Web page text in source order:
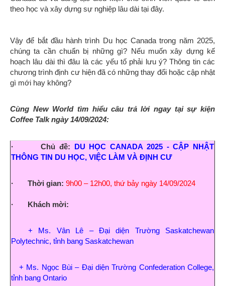
theo học và xây dựng sự nghiệp lâu dài tại đây.
Vậy để bắt đầu hành trình Du học Canada trong năm 2025,
chúng ta cần chuẩn bị những gì? Nếu muốn xây dựng kế
hoạch lâu dài thì đâu là các yếu tố phải lưu ý? Thông tin các
chương trình định cư hiện đã có những thay đổi hoặc cập nhật
gì mới hay không?
Cùng New World tìm hiểu câu trả lời ngay tại sự kiện
Coffee Talk ngày 14/09/2024:
·Chủ đề: DU HỌC CANADA 2025 - CẬP NHẬT
THÔNG TIN DU HỌC, VIỆC LÀM VÀ ĐỊNH CƯ
· Thời gian: 9h00 – 12h00, thứ bảy ngày 14/09/2024
· Khách mời:
+ Ms. Vân Lê – Đại diện Trường Saskatchewan
Polytechnic, tỉnh bang Saskatchewan
+ Ms. Ngọc Bùi – Đại diện Trường Confederation College,
tỉnh bang Ontario